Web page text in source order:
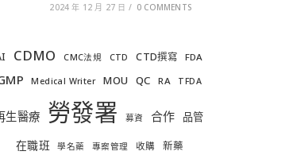
2024 年 12 月 27 日 / 0 COMMENTS
CDMO CMC法規 CTD CTD撰寫 FDA
Medical Writer MOU QC RA TFDA
生醫療 勞發署 募資 合作 品管
在職班 學名藥 專案管理 收購 新藥